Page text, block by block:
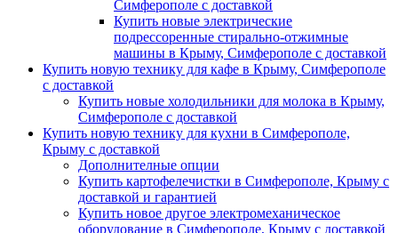
Симферополе с доставкой
Купить новые электрические
подрессоренные стирально-отжимные
машины в Крыму, Симферополе с доставкой
Купить новую технику для кафе в Крыму, Симферополе
с доставкой
Купить новые холодильники для молока в Крыму,
Симферополе с доставкой
Купить новую технику для кухни в Симферополе,
Крыму с доставкой
Дополнителные опции
Купить картофелечистки в Симферополе, Крыму с
доставкой и гарантией
Купить новое другое электромеханическое
оборудование в Симферополе, Крыму с доставкой